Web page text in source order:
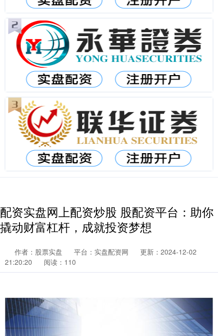
配资实盘网上配资炒股 股配资平台：助你
撬动财富杠杆，成就投资梦想
作者：股票实盘 平台：实盘配资网
更新：2024-12-02
21:20:20
阅读：110